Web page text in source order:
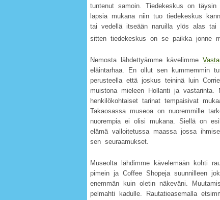
tuntenut samoin. Tiedekeskus on
lapsia mukana niin tuo tiedekeskus
tai vedellä itseään naruilla ylös alas
sitten tiedekeskus on se paikka jonne
Nemosta lähdettyämme kävelimme
eläintarhaa. En ollut sen kummemmin
perusteella että joskus teininä luin
muistona mieleen Hollanti ja
henkilökohtaiset tarinat tempaisivat
Takaosassa museoa on nuoremmille
nuorempia ei olisi mukana. Siellä on
elämä valloitetussa maassa jossa
sen seuraamukset.
Museolta lähdimme kävelemään kohti
pimein ja Coffee Shopeja suunnilleen
enemmän kuin oletin näkeväni.
pelmahti kadulle. Rautatieasemalla